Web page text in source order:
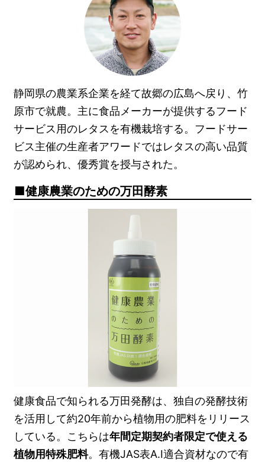
静岡県の農業系企業を経て故郷の広島へ戻り、竹
原市で就農。主に食品メーカーが提供するフード
サービス用のレタスを有機栽培する。フードサー
ビス主催の生産者アワードではレタスの高い品質
が認められ、優秀賞を授与された。
健康農業のための万田酵素
健康食品で知られる万田発酵は、独自の発酵技術
を活用して約20年前から植物用の肥料をリリース
している。こちらは年間定期契約者限定で使える
植物用特殊肥料。有機JAS表A.I適合資材なので有